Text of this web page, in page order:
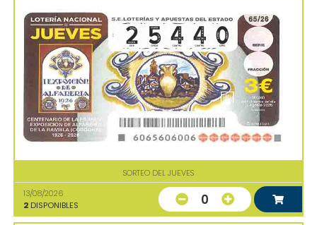
SORTEO DEL JUEVES
13/08/2026
2 DISPONIBLES 0